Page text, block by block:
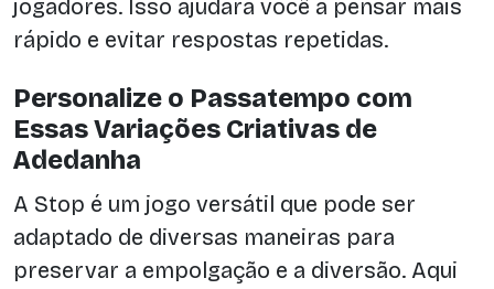
jogadores. Isso ajudará você a pensar mais
rápido e evitar respostas repetidas.
Personalize o Passatempo com
Essas Variações Criativas de
Adedanha
A Stop é um jogo versátil que pode ser
adaptado de diversas maneiras para
preservar a empolgação e a diversão. Aqui